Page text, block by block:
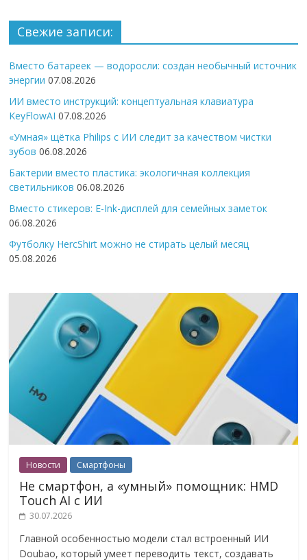
Свежие записи:
Вместо батареек — водоросли: создан необычный источник
энергии 07.08.2026
ИИ вместо инструкций: концептуальная клавиатура
KeyFlowAI 07.08.2026
«Умная» щётка Philips с ИИ следит за качеством чистки
зубов 06.08.2026
Бактерии вместо пластика: экологичная коллекция
светильников 06.08.2026
Вместо стикеров: E-Ink-дисплей для семейных заметок
06.08.2026
Футболку HercShirt можно не стирать целый месяц
05.08.2026
Новости Смартфоны
Не смартфон, а «умный» помощник: HMD
Touch AI с ИИ
30.07.2026
Главной особенностью модели стал встроенный ИИ
Doubao, который умеет переводить текст, создавать